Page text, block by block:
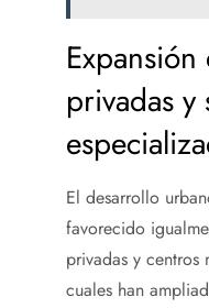
privadas y
El desarrollo
favorecido
privadas y centros
cuales han